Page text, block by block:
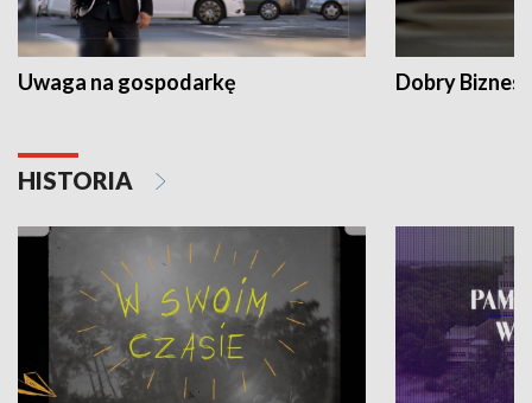
Uwaga na gospodarkę Dobry Biznes
HISTORIA